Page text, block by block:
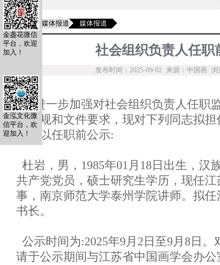
当前位置 媒体报道 媒体报道
社会组织负责人任职
发布时间：2025-09-02 来源：中国画 浏
为进一步加强对社会组织负责人任职
关法规和文件要求，现对下列同志拟
况予以任职前公示:
杜岩，男，1985年01月18日出生，汉
共产党党员，硕士研究生学历，现任
事，南京师范大学泰州学院讲师。拟
书长。
公示时间为:2025年9月2日至9月8日
请于公示期间与江苏省中国画学会办公
金盏花微信
平台，欢迎
加入！
金泓文化微
信平台，欢
迎加入！